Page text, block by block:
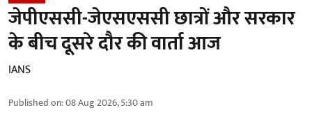
जेपीएससी-जेएसएससी छात्रों और सरकार
के बीच दूसरे दौर की वार्ता आज
IANS
Published on:08 Aug 2026, 5:30 am